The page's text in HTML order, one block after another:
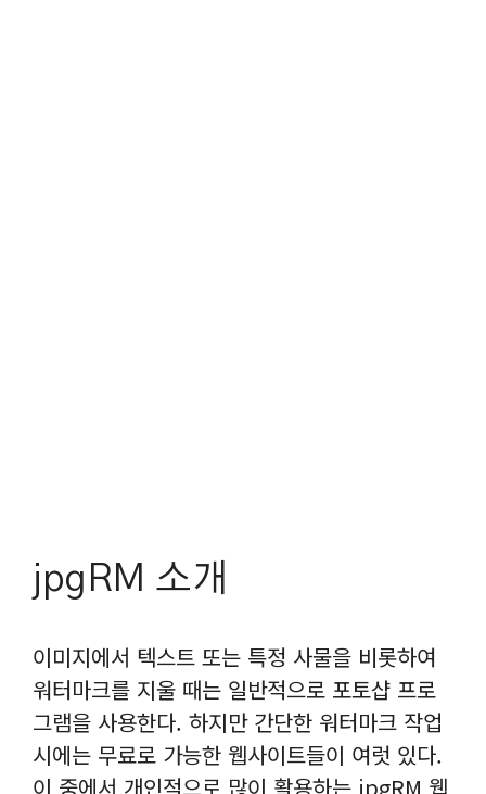
jpgRM 소개
이미지에서 텍스트 또는 특정 사물을 비롯하여
워터마크를 지울 때는 일반적으로 포토샵 프로
그램을 사용한다. 하지만 간단한 워터마크 작업
시에는 무료로 가능한 웹사이트들이 여럿 있다.
이 중에서 개인적으로 많이 활용하는 jpgRM 웹